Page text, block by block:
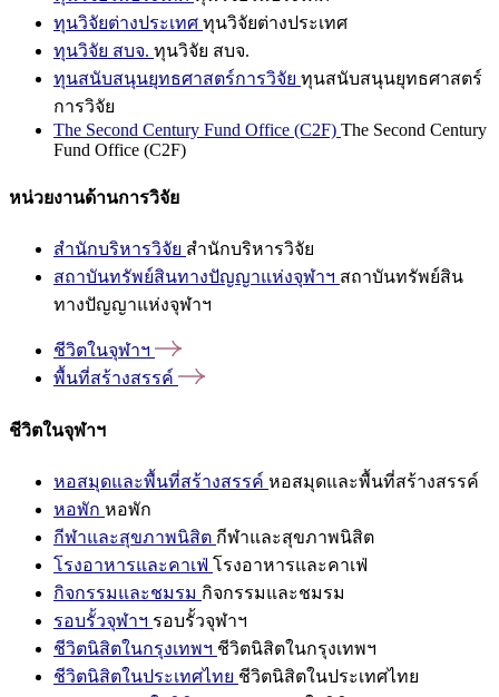
ทุนวิจัยต่างประเทศ ทุนวิจัยต่างประเทศ
ทุนวิจัย สบจ. ทุนวิจัย สบจ.
ทุนสนับสนุนยุทธศาสตร์การวิจัย ทุนสนับสนุนยุทธศาสตร์
การวิจัย
The Second Century Fund Office (C2F) The Second Century
Fund Office (C2F)
หน่วยงานด้านการวิจัย
สำนักบริหารวิจัย สำนักบริหารวิจัย
สถาบันทรัพย์สินทางปัญญาแห่งจุฬาฯ สถาบันทรัพย์สิน
ทางปัญญาแห่งจุฬาฯ
ชีวิตในจุฬาฯ
พื้นที่สร้างสรรค์
ชีวิตในจุฬาฯ
หอสมุดและพื้นที่สร้างสรรค์ หอสมุดและพื้นที่สร้างสรรค์
หอพัก หอพัก
กีฬาและสุขภาพนิสิต กีฬาและสุขภาพนิสิต
โรงอาหารและคาเฟ่ โรงอาหารและคาเฟ่
กิจกรรมและชมรม กิจกรรมและชมรม
รอบรั้วจุฬาฯ รอบรั้วจุฬาฯ
ชีวิตนิสิตในกรุงเทพฯ ชีวิตนิสิตในกรุงเทพฯ
ชีวิตนิสิตในประเทศไทย ชีวิตนิสิตในประเทศไทย